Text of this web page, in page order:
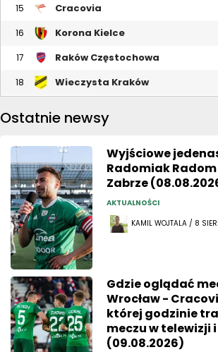
15 Cracovia
16 Korona Kielce
17 Raków Częstochowa
18 Wieczysta Kraków
Ostatnie newsy
Wyjściowe
Radomiak
Zabrze
AKTUALNOŚCI
KAMIL WOJTALA / 8
Gdzie oglądać
Wrocław -
której godzinie
meczu w telewizji
(09.08.2026)